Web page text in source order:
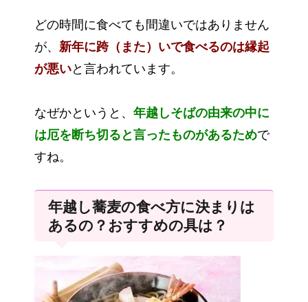
どの時間に食べても間違いではありません
が、 新年に跨（また）いで食べるのは縁起
が悪いと言われています。
なぜかというと、 年越しそばの由来の中に
は厄を断ち切ると言ったものがあるためで
すね。
年越し蕎麦の食べ方に決まりは
あるの？おすすめの具は？